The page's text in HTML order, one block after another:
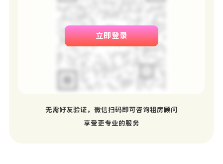
立即登录
无需好友验证，微信扫码即可咨询租房顾问
享受更专业的服务